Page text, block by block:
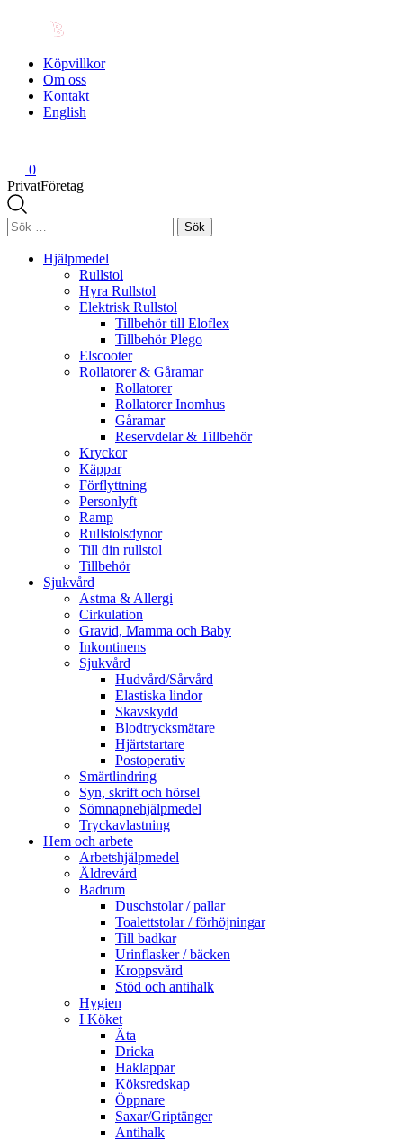
Köpvillkor
Om oss
Kontakt
English
0
PrivatFöretag
Sök
efter:
Hjälpmedel
Rullstol
Hyra Rullstol
Elektrisk Rullstol
Tillbehör till Eloflex
Tillbehör Plego
Elscooter
Rollatorer & Gåramar
Rollatorer
Rollatorer Inomhus
Gåramar
Reservdelar & Tillbehör
Kryckor
Käppar
Förflyttning
Personlyft
Ramp
Rullstolsdynor
Till din rullstol
Tillbehör
Sjukvård
Astma & Allergi
Cirkulation
Gravid, Mamma och Baby
Inkontinens
Sjukvård
Hudvård/Sårvård
Elastiska lindor
Skavskydd
Blodtrycksmätare
Hjärtstartare
Postoperativ
Smärtlindring
Syn, skrift och hörsel
Sömnapnehjälpmedel
Tryckavlastning
Hem och arbete
Arbetshjälpmedel
Äldrevård
Badrum
Duschstolar / pallar
Toalettstolar / förhöjningar
Till badkar
Urinflasker / bäcken
Kroppsvård
Stöd och antihalk
Hygien
I Köket
Äta
Dricka
Haklappar
Köksredskap
Öppnare
Saxar/Griptänger
Antihalk